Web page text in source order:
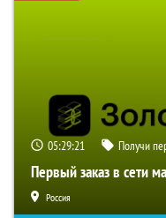
05:29:20 Получи
Первый заказ в сети
Россия